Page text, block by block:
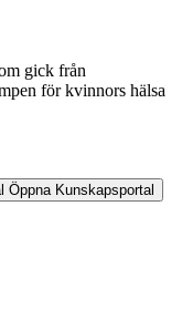
gick från
för kvinnors hälsa
Öppna Kunskapsportal